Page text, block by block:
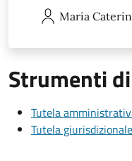
Maria
Strumenti
Tutela
Tutela giurisdizionale